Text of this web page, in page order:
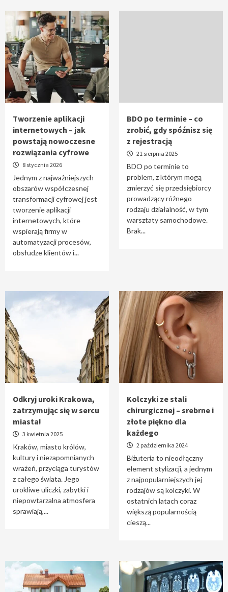
Tworzenie aplikacji
internetowych – jak
powstają nowoczesne
rozwiązania cyfrowe
8 stycznia 2026
Jednym z najważniejszych
obszarów współczesnej
transformacji cyfrowej jest
tworzenie aplikacji
internetowych, które
wspierają firmy w
automatyzacji procesów,
obsłudze klientów i...
BDO po terminie – co
zrobić, gdy spóźnisz się
z rejestracją
21 sierpnia 2025
BDO po terminie to
problem, z którym mogą
zmierzyć się przedsiębiorcy
prowadzący różnego
rodzaju działalność, w tym
warsztaty samochodowe.
Brak...
Odkryj uroki Krakowa,
zatrzymując się w sercu
miasta!
3 kwietnia 2025
Kraków, miasto królów,
kultury i niezapomnianych
wrażeń, przyciąga turystów
z całego świata. Jego
urokliwe uliczki, zabytki i
niepowtarzalna atmosfera
sprawiają,...
Kolczyki ze stali
chirurgicznej – srebrne i
złote piękno dla
każdego
2 października 2024
Biżuteria to nieodłączny
element stylizacji, a jednym
z najpopularniejszych jej
rodzajów są kolczyki. W
ostatnich latach coraz
większą popularnością
cieszą...